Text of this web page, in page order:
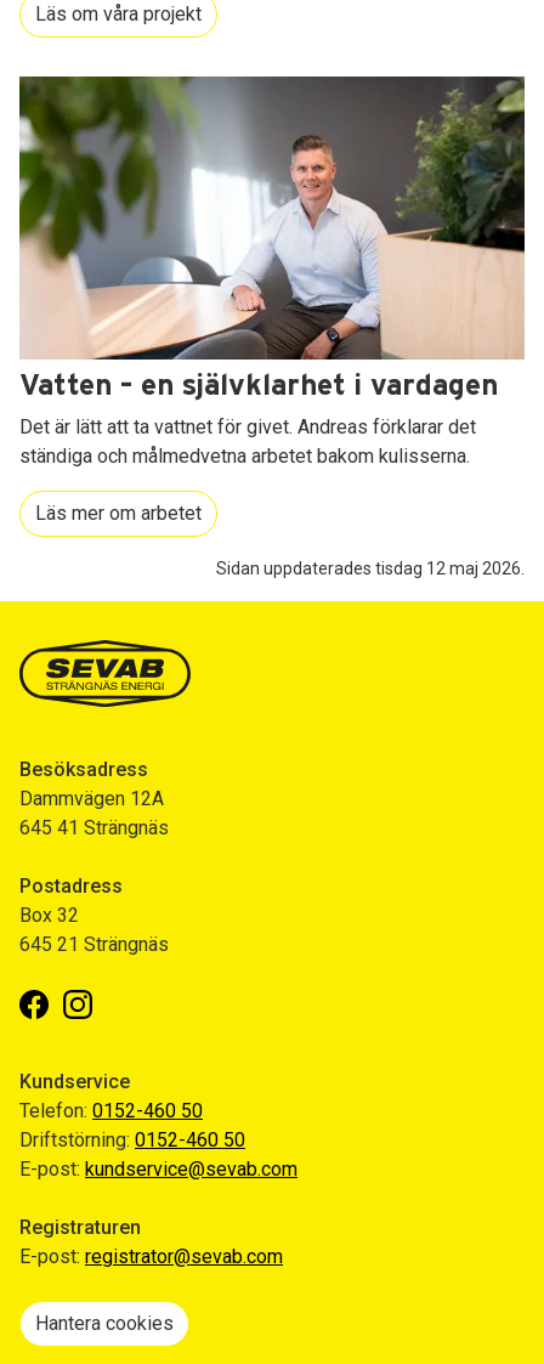
Läs om våra projekt
Vatten – en självklarhet i vardagen
Det är lätt att ta vattnet för givet. Andreas förklarar det
ständiga och målmedvetna arbetet bakom kulisserna.
Läs mer om arbetet
Sidan uppdaterades tisdag 12 maj 2026.
Besöksadress
Dammvägen 12A
645 41 Strängnäs
Postadress
Box 32
645 21 Strängnäs
FacebookInstagram
Kundservice
Telefon: 0152-460 50
Driftstörning: 0152-460 50
E-post: kundservice@sevab.com
Registraturen
E-post: registrator@sevab.com
Hantera cookies